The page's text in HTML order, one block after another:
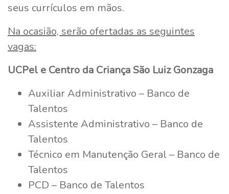
seus currículos em mãos.
Na ocasião, serão ofertadas as seguintes
vagas:
UCPel e Centro da Criança São Luiz Gonzaga
Auxiliar Administrativo – Banco de
Talentos
Assistente Administrativo – Banco de
Talentos
Técnico em Manutenção Geral – Banco de
Talentos
PCD – Banco de Talentos